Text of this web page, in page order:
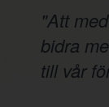
"Att
bidra
till vår